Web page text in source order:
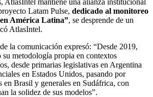
Latam Pulse, dedicado al monitoreo
América Latina”, se desprende de un
AtlasIntel.
la comunicación expresó: “Desde 2019,
metodología propia en contextos
desde primarias legislativas en Argentina
en Estados Unidos, pasando por
en Brasil y generales en Sudáfrica, con
la solidez de sus modelos”.